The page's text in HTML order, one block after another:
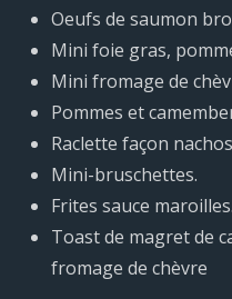
Oeufs de saumon
Mini foie gras,
Mini fromage de
Pommes et
Raclette façon
Mini-bruschettes.
Frites sauce maroilles.
Toast de magret de
fromage de chèvre